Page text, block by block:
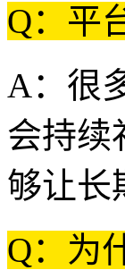
Q：平
A：很
会持续
够让长
Q：为